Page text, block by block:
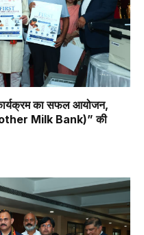
का सफल आयोजन,
Milk Bank)” की